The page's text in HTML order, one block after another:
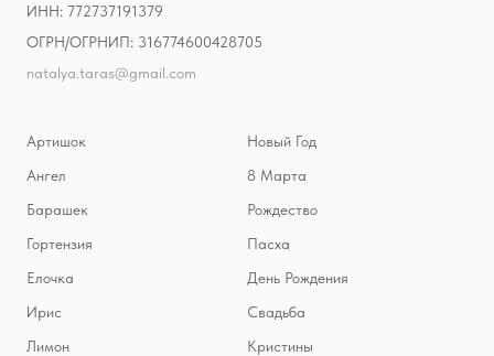
ИНН: 772737191379
ОГРН/ОГРНИП: 316774600428705
natalya.taras@gmail.com
Артишок
Ангел
Барашек
Гортензия
Елочка
Ирис
Лимон
Новый Год
8 Марта
Рождество
Пасха
День Рождения
Свадьба
Кристины